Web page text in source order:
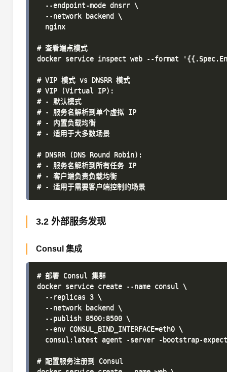
  --endpoint-mode dnsrr \
  --network backend \
  nginx
# 查看端点模式
docker service inspect web --format
# VIP 模式 vs DNSRR 模式
# VIP (Virtual IP):
# - 默认模式
# - 服务名解析到单个虚拟 IP
# - 内置负载均衡
# - 适用于大多数场景
# DNSRR (DNS Round Robin):
# - 服务名解析到所有任务 IP
# - 客户端负责负载均衡
3.2 外部服务发现
Consul 集成
# 部署 Consul 集群
docker service create --name consul \
  --replicas 3 \
  --network backend \
  --publish 8500:8500 \
  --env CONSUL_BIND_INTERFACE=eth0 \
consul:latest agent -server -bootstrap-
# 配置服务注册到 Consul